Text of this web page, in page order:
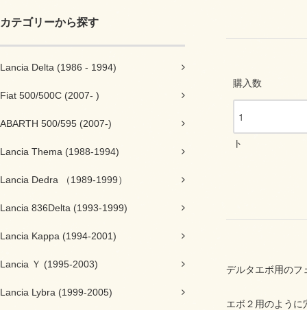
カテゴリーから探す
Lancia Delta (1986 - 1994)
Fiat 500/500C (2007- )
ABARTH 500/595 (2007-)
Lancia Thema (1988-1994)
Lancia Dedra （1989-1999）
Lancia 836Delta (1993-1999)
Lancia Kappa (1994-2001)
Lancia Ｙ (1995-2003)
Lancia Lybra (1999-2005)
購入数
ト
デルタエボ用のフ
エボ２用のように